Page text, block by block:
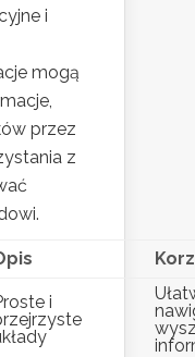
i
mogą
przez
z
i